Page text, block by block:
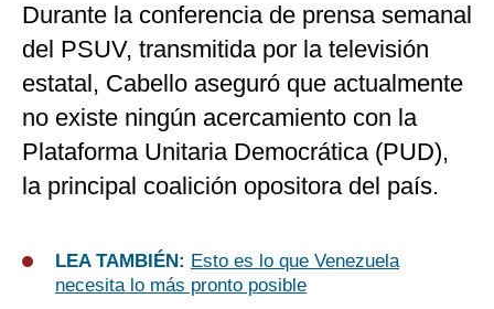
Durante la conferencia de prensa semanal
del PSUV, transmitida por la televisión
estatal, Cabello aseguró que actualmente
no existe ningún acercamiento con la
Plataforma Unitaria Democrática (PUD),
la principal coalición opositora del país.
LEA TAMBIÉN: Esto es lo que Venezuela
necesita lo más pronto posible